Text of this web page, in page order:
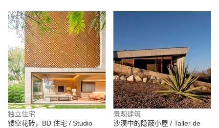
独立住宅
镂空花砖，BD 住宅 / Studio
景观建筑
沙漠中的隐蔽小屋 / Taller de